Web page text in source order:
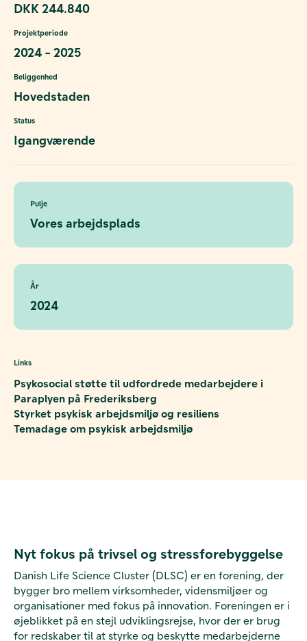
DKK 244.840
Projektperiode
2024 - 2025
Beliggenhed
Hovedstaden
Status
Igangværende
Pulje
Vores arbejdsplads
År
2024
Links
Psykosocial støtte til udfordrede medarbejdere i
Paraplyen på Frederiksberg
Styrket psykisk arbejdsmiljø og resiliens
Temadage om psykisk arbejdsmiljø
Nyt fokus på trivsel og stressforebyggelse
Danish Life Science Cluster (DLSC) er en forening, der
bygger bro mellem virksomheder, vidensmiljøer og
organisationer med fokus på innovation. Foreningen er i
øjeblikket på en stejl udviklingsrejse, hvor der er brug
for redskaber til at styrke og beskytte medarbejderne